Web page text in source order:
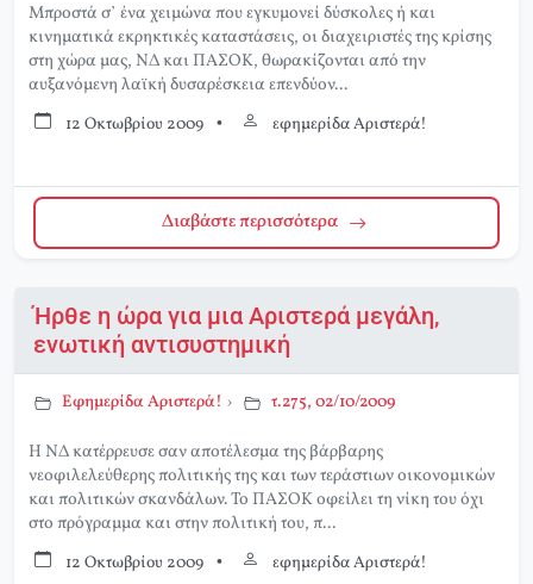
Μπροστά σ’ ένα χειμώνα που εγκυμονεί δύσκολες ή και
κινηματικά εκρηκτικές καταστάσεις, οι διαχειριστές της κρίσης
στη χώρα μας, ΝΔ και ΠΑΣΟΚ, θωρακίζονται από την
αυξανόμενη λαϊκή δυσαρέσκεια επενδύον...
12 Οκτωβρίου 2009 • εφημερίδα Αριστερά!
Διαβάστε περισσότερα
Ήρθε η ώρα για μια Αριστερά μεγάλη,
ενωτική αντισυστημική
Εφημερίδα Αριστερά! › τ.275, 02/10/2009
Η ΝΔ κατέρρευσε σαν αποτέλεσμα της βάρβαρης
νεοφιλελεύθερης πολιτικής της και των τεράστιων οικονομικών
και πολιτικών σκανδάλων. Το ΠΑΣΟΚ οφείλει τη νίκη του όχι
στο πρόγραμμα και στην πολιτική του, π...
12 Οκτωβρίου 2009 • εφημερίδα Αριστερά!